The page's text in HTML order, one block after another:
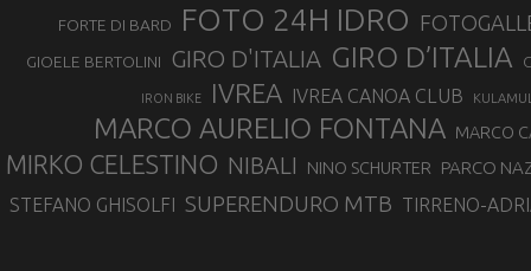
FORTE DI BARD FOTO 24H IDRO
GIOELE BERTOLINI GIRO D'ITALIA GIRO D’ITALIA
IRON BIKE IVREA IVREA CANOA CLUB
MARCO AURELIO FONTANA MARCO
MIRKO CELESTINO NIBALI NINO SCHURTER PARCO
STEFANO GHISOLFI SUPERENDURO MTB TIRRENO-